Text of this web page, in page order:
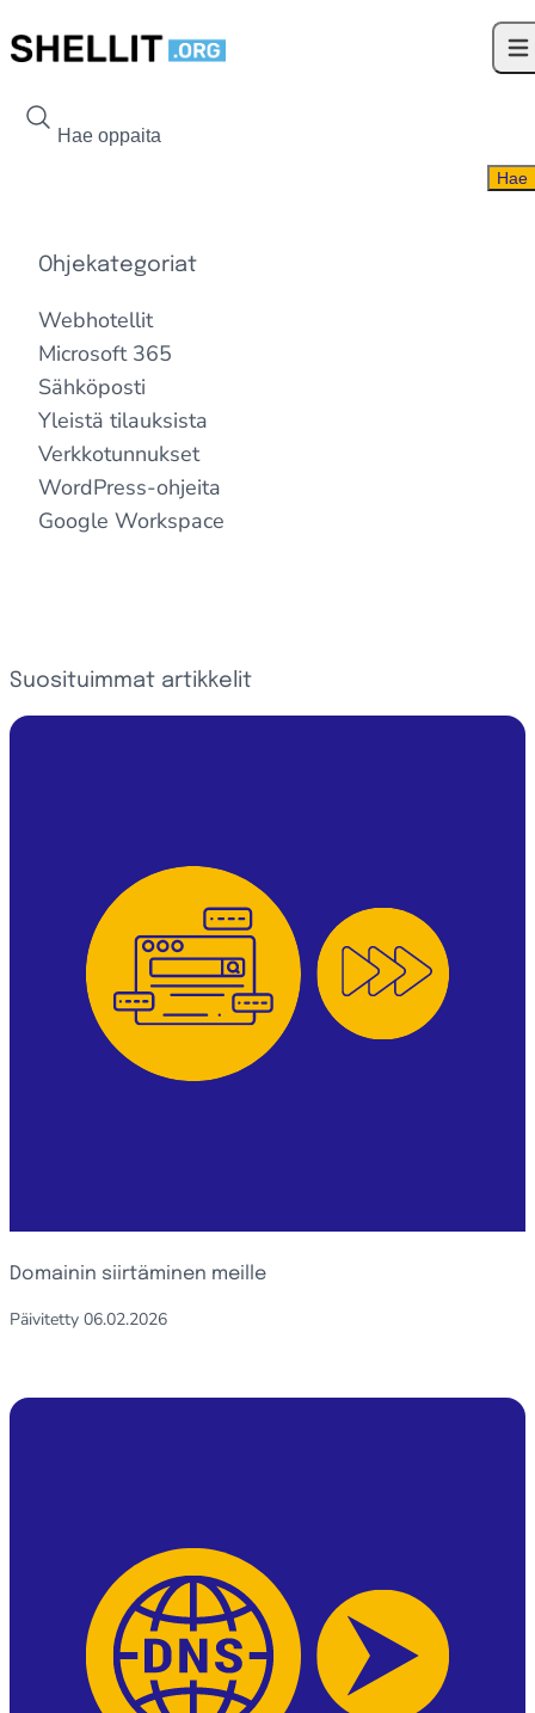
Hae kohdetta
Hae
Ohjekategoriat
Webhotellit
Microsoft 365
Sähköposti
Yleistä tilauksista
Verkkotunnukset
WordPress-ohjeita
Google Workspace
Suosituimmat artikkelit
Domainin siirtäminen meille
Päivitetty 06.02.2026